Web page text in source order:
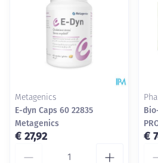
Metagenics
E-dyn Caps 60 22835
Metagenics
€ 27,92 €